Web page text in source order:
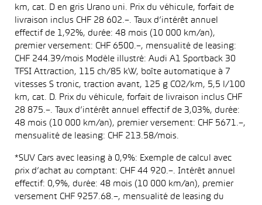
km, cat. D en gris Urano uni. Prix du véhicule, forfait de
livraison inclus CHF 28 602.–. Taux d’intérêt annuel
effectif de 1,92%, durée: 48 mois (10 000 km/an),
premier versement: CHF 6500.–, mensualité de leasing:
CHF 244.39/mois Modèle illustré: Audi A1 Sportback 30
TFSI Attraction, 115 ch/85 kW, boîte automatique à 7
vitesses S tronic, traction avant, 125 g CO2/km, 5,5 l/100
km, cat. D. Prix du véhicule, forfait de livraison inclus CHF
28 875.–. Taux d’intérêt annuel effectif de 3,03%, durée:
48 mois (10 000 km/an), premier versement: CHF 5671.–,
mensualité de leasing: CHF 213.58/mois.
*SUV Cars avec leasing à 0,9%: Exemple de calcul avec
prix d’achat au comptant: CHF 44 920.–. Intérêt annuel
effectif: 0,9%, durée: 48 mois (10 000 km/an), premier
versement CHF 9257.68.–, mensualité de leasing du